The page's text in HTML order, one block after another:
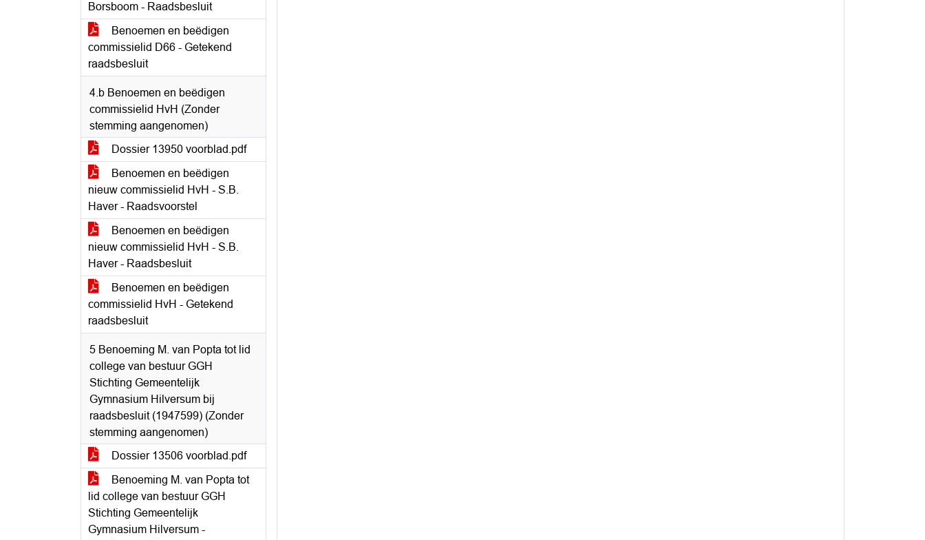
Borsboom - Raadsbesluit
Benoemen en beëdigen
commissielid D66 - Getekend
raadsbesluit
4.b Benoemen en beëdigen
commissielid HvH (Zonder
stemming aangenomen)
Dossier 13950 voorblad.pdf
Benoemen en beëdigen
nieuw commissielid HvH - S.B.
Haver - Raadsvoorstel
Benoemen en beëdigen
nieuw commissielid HvH - S.B.
Haver - Raadsbesluit
Benoemen en beëdigen
commissielid HvH - Getekend
raadsbesluit
5 Benoeming M. van Popta tot lid
college van bestuur GGH
Stichting Gemeentelijk
Gymnasium Hilversum bij
raadsbesluit (1947599) (Zonder
stemming aangenomen)
Dossier 13506 voorblad.pdf
Benoeming M. van Popta tot
lid college van bestuur GGH
Stichting Gemeentelijk
Gymnasium Hilversum -